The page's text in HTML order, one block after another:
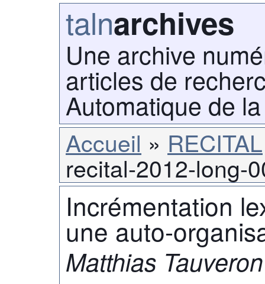
talnarchives
Une archive
articles de
Automatique de
Accueil RECITAL
recital-2012-long-
Incrémentation
une auto-
Matthias Tauveron